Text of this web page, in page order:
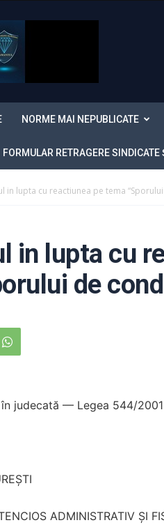
NORME MAI NEPUBLICATE
FORMULAR RETRAGERE SINDICATE
in lupta cu reactiunea pe tema
in lupta cu
de
în judecată — Legea 544/
ADMINISTRATIV ȘI